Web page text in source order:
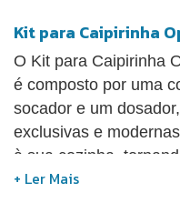
Kit para Caipirinha
O Kit para Caipirinha
é composto por uma
socador e um
exclusivas e
à sua cozinha,
para receber